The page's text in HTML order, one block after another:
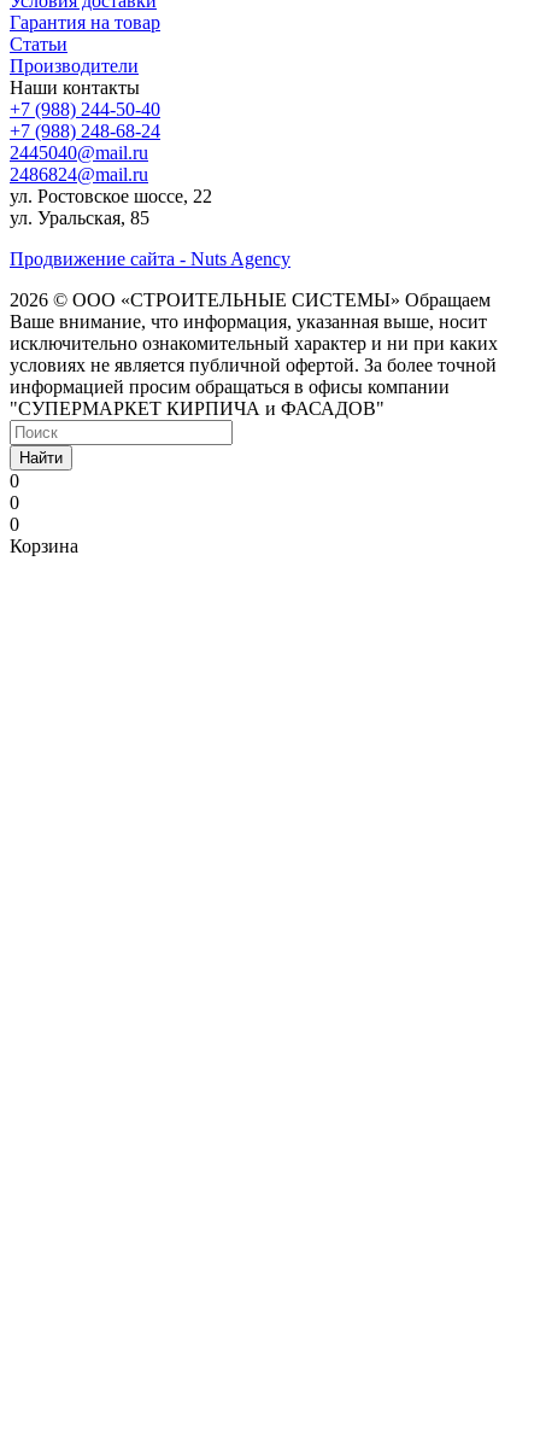
Гарантия на товар
Статьи
Производители
Наши контакты
+7 (988) 244-50-40
+7 (988) 248-68-24
2445040@mail.ru
2486824@mail.ru
ул. Ростовское шоссе, 22
ул. Уральская, 85
Продвижение сайта - Nuts Agency
2026 © ООО «СТРОИТЕЛЬНЫЕ СИСТЕМЫ» Обращаем
Ваше внимание, что информация, указанная выше, носит
исключительно ознакомительный характер и ни при каких
условиях не является публичной офертой. За более точной
информацией просим обращаться в офисы компании
"СУПЕРМАРКЕТ КИРПИЧА и ФАСАДОВ"
Найти
0
0
0
Корзина